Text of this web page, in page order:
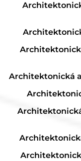
Architektonická